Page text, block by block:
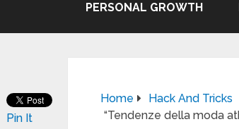
PERSONAL GROWTH
Home
Hack And Tricks
“Tendenze della moda
Pin It